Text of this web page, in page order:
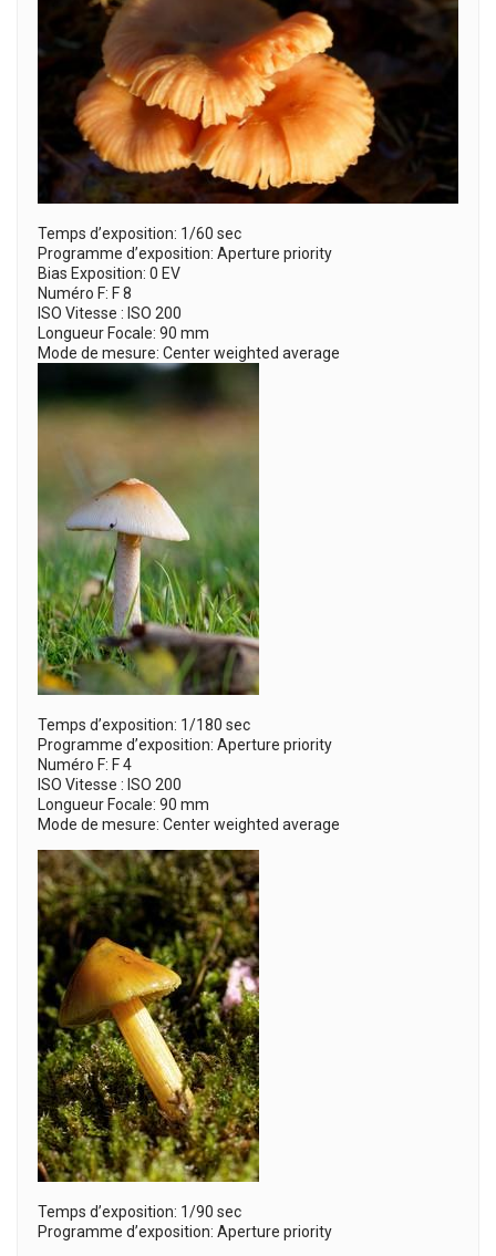
Temps d’exposition: 1/60 sec
Programme d’exposition: Aperture priority
Bias Exposition: 0 EV
Numéro F: F 8
ISO Vitesse : ISO 200
Longueur Focale: 90 mm
Mode de mesure: Center weighted average
Temps d’exposition: 1/180 sec
Programme d’exposition: Aperture priority
Numéro F: F 4
ISO Vitesse : ISO 200
Longueur Focale: 90 mm
Mode de mesure: Center weighted average
Temps d’exposition: 1/90 sec
Programme d’exposition: Aperture priority